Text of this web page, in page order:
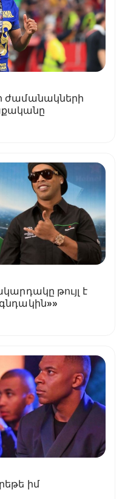
ժամանակների
թույլ է
իմ